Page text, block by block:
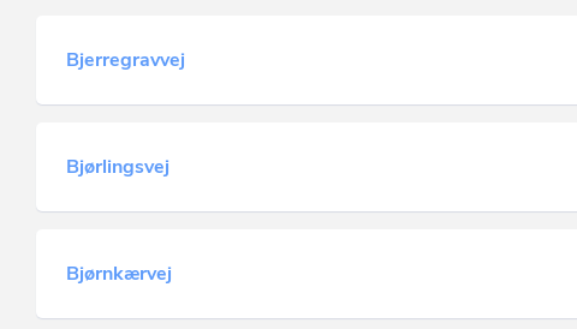
Bjerregravvej
Bjørlingsvej
Bjørnkærvej